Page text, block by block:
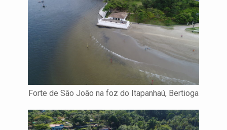
Forte de São João na foz do Itapanhaú, Bertioga